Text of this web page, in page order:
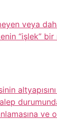
veya
“işlek”
ve